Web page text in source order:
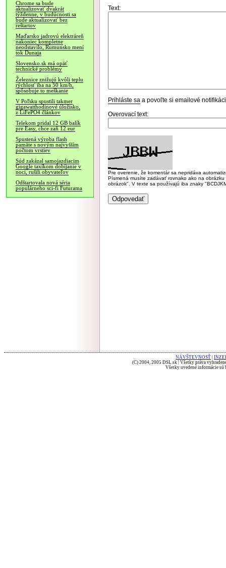
Chrome sa bude
aktualizovať dvakrát
týždenne, v budúcnosti sa
bude aktualizovať bez
reštartov
Maďarsko jadrovú elektráreň
nakoniec kompletne
neodstavilo, Rumunsko mení
tok Dunaja
Slovensko.sk má opäť
technické problémy
Železnice znižujú kvôli teplu
rýchlosť iba na 50 km/h,
spôsobuje to meškanie
V Poľsku spustili takmer
gigawatthodinové úložisko,
z LiFePO4 článkov
Telekom pridal 12 GB balík
pre Easy, chce zaň 12 eur
Spustená výroba flash
pamäte s novým najvyšším
počtom vrstiev
Súd zakázal samojazdiacim
Google taxíkom dobíjanie v
noci, rušili obyvateľov
Odštartovala nová séria
populárneho sci-fi Futurama
Text:
Prihláste sa a povoľte si emailové
Overovací text:
Pre overenie, že komentár sa nepridáva
Písmená musíte zadávať rovnako ako na
obrázok". V texte sa používajú iba znaky
NÁVŠTEVNOSŤ
(C) 2004, 2005 DSL.sk | Všetky práva
Všetky uvedené informácie sú